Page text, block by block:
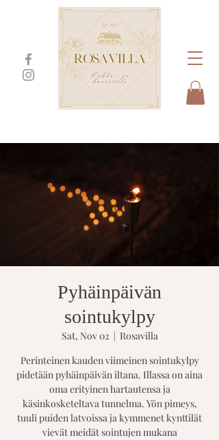
Pyhäinpäivän
sointukylpy
Sat, Nov 02
  |
Rosavilla
Perinteinen kauden viimeinen sointukylpy
pidetään pyhäinpäivän iltana. Illassa on aina
oma erityinen hartautensa ja
käsinkosketeltava tunnelma. Yön pimeys,
tuuli puiden latvoissa ja kymmenet kynttilät
vievät meidät sointujen mukana